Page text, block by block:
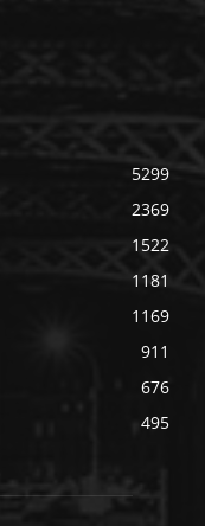
5299
2369
1522
1181
1169
911
676
495